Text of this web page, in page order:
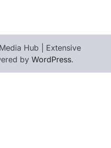
Hub | Extensive
by WordPress.